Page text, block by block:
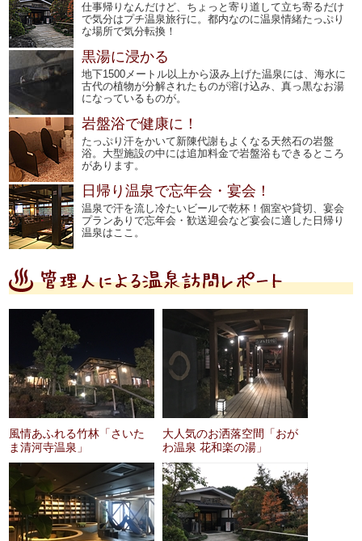
仕事帰りなんだけど、ちょっと寄り道して立ち寄るだけ
で気分はプチ温泉旅行に。都内なのに温泉情緒たっぷり
な場所で気分転換！
黒湯に浸かる
地下1500メートル以上から汲み上げた温泉には、海水に
古代の植物が分解されたものが溶け込み、真っ黒なお湯
になっているものが。
岩盤浴で健康に！
たっぷり汗をかいて新陳代謝もよくなる天然石の岩盤
浴。大型施設の中には追加料金で岩盤浴もできるところ
があります。
日帰り温泉で忘年会・宴会！
温泉で汗を流し冷たいビールで乾杯！個室や貸切、宴会
プランありで忘年会・歓送迎会など宴会に適した日帰り
温泉はここ。
風情あふれる竹林「さいた
ま清河寺温泉」
大人気のお洒落空間「おが
わ温泉 花和楽の湯」